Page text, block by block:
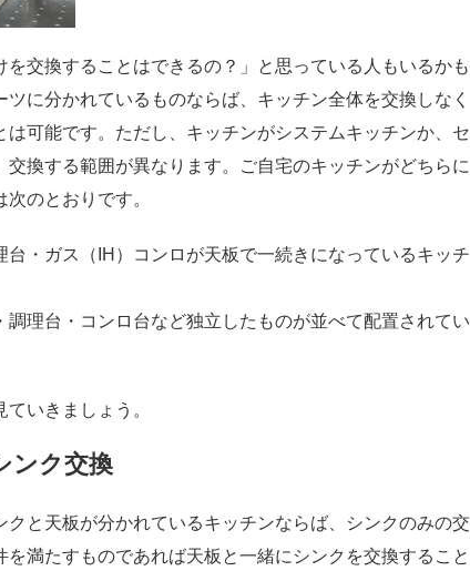
を交換することはできるの？」と思っている人もいるかも
に分かれているものならば、キッチン全体を交換しなく
可能です。ただし、キッチンがシステムキッチンか、セ
交換する範囲が異なります。ご自宅のキッチンがどちらに
のとおりです。
・ガス（IH）コンロが天板で一続きになっているキッチ
理台・コンロ台など独立したものが並べて配置されてい
いきましょう。
ンク交換
クと天板が分かれているキッチンならば、シンクのみの交
満たすものであれば天板と一緒にシンクを交換すること